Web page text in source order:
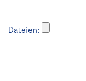
Dateien: